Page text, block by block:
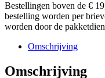
Bestellingen boven de €
bestelling worden per
worden door de
Omschrijving
Omschrijving